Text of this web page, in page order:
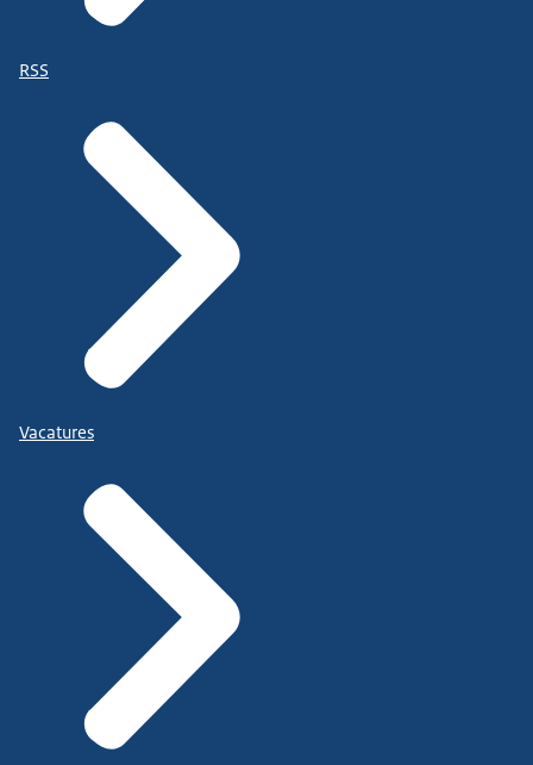
RSS
Vacatures